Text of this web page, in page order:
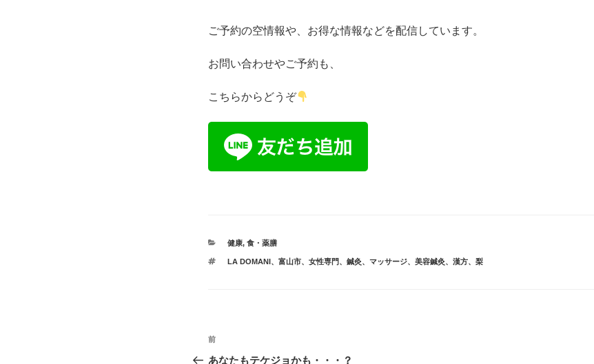
ご予約の空情報や、お得な情報などを配信しています。
お問い合わせやご予約も、
こちらからどうぞ
カ
ゴ
健康, 食・薬膳
タ
LA DOMANI、富山市、女性専門、鍼灸、マッサージ、美容鍼灸、漢方、梨
投
過
去
前
あなたもテケジョかも・・・？